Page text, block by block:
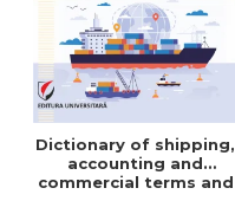
Dictionary of shipping,
accounting and
commercial terms and